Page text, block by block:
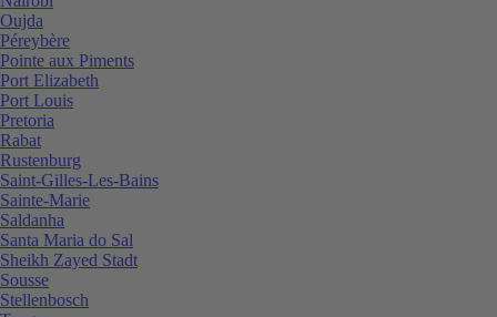
Oujda
Péreybère
Pointe aux Piments
Port Elizabeth
Port Louis
Pretoria
Rabat
Rustenburg
Saint-Gilles-Les-Bains
Sainte-Marie
Saldanha
Santa Maria do Sal
Sheikh Zayed Stadt
Sousse
Stellenbosch